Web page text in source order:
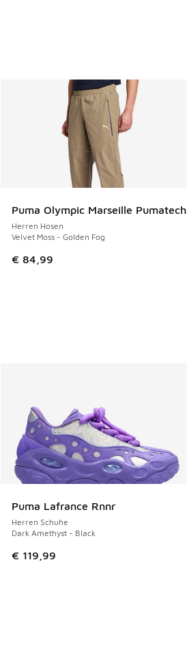
Puma Olympic Marseille Pumatech
Herren Hosen
Velvet Moss - Golden Fog
€ 84,99
Puma Lafrance Rnnr
Herren Schuhe
Dark Amethyst - Black
€ 119,99